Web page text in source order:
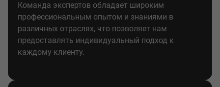
Команда экспертов обладает широким
профессиональным опытом и знаниями в
различных отраслях, что позволяет нам
предоставлять индивидуальный подход к
каждому клиенту.